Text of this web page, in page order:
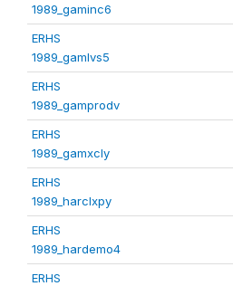
1989_gaminc6
ERHS
1989_gamlvs5
ERHS
1989_gamprodv
ERHS
1989_gamxcly
ERHS
1989_harclxpy
ERHS
1989_hardemo4
ERHS